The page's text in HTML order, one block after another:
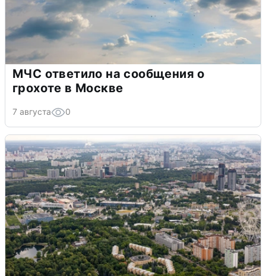
МЧС ответило на сообщения о
грохоте в Москве
7 августа 0